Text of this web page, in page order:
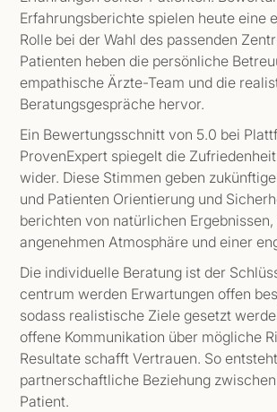
Erfahrungsberichte spielen heute eine
Rolle bei der Wahl des passenden
Patienten heben die persönliche
empathische Ärzte-Team und die
Beratungsgespräche hervor.
Ein Bewertungsschnitt von 5.0 bei
ProvenExpert spiegelt die
wider. Diese Stimmen geben
und Patienten Orientierung und
berichten von natürlichen
angenehmen Atmosphäre und einer
Die individuelle Beratung ist der
centrum werden Erwartungen offen
sodass realistische Ziele gesetzt
offene Kommunikation über mögliche
Resultate schafft Vertrauen. So
partnerschaftliche Beziehung
Patient.